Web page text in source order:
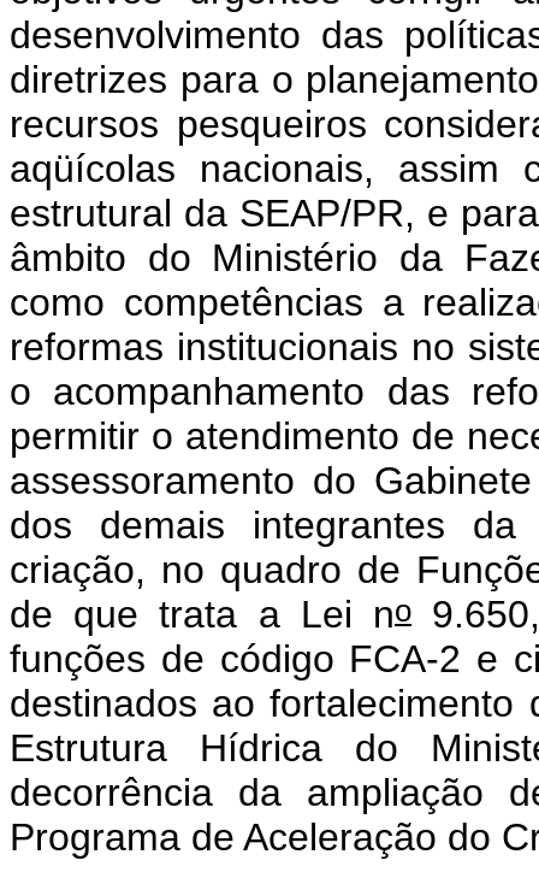
desenvolvimento das
diretrizes para o
recursos pesqueiros
aqüícolas nacionais, assim
estrutural da SEAP/PR, e
âmbito do Ministério da
como competências a
reformas institucionais no
o acompanhamento das
permitir o atendimento de
assessoramento do
dos demais integrantes
criação, no quadro de
de que trata a Lei no
funções de código FCA-2 e
destinados ao
Estrutura Hídrica do
decorrência da ampliação
Programa de Aceleração do